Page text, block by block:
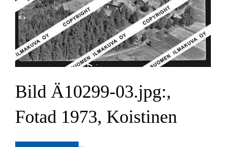
Bild Ä10299-03.jpg:,
Fotad 1973, Koistinen